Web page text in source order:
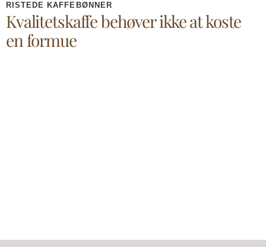
RISTEDE KAFFEBØNNER
Kvalitetskaffe behøver ikke at koste
en formue​